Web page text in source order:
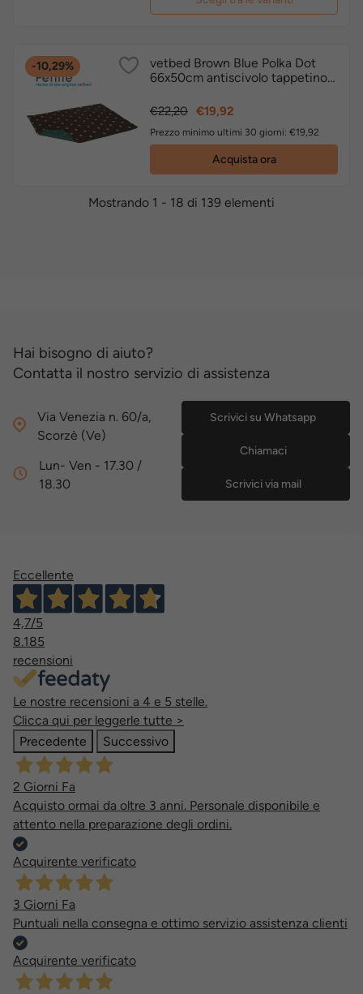
-10,29%
vetbed Brown Blue Polka Dot
66x50cm antiscivolo tappetino
Prezzo
€22,20 Prezzo
€19,92
Prezzo minimo ultimi 30 giorni: €19,92
Acquista ora
Mostrando 1 - 18 di 139 elementi
Hai bisogno di aiuto?
Contatta il nostro servizio di assistenza
Via Venezia n. 60/a,
Scorzè (Ve)
Lun- Ven - 17.30 /
18.30
Scrivici su Whatsapp
Chiamaci
Scrivici via mail
Eccellente
4,7/5
8.185
recensioni
Le nostre recensioni a 4 e 5 stelle.
Clicca qui per leggerle tutte >
Precedente
Successivo
2 Giorni Fa
Acquisto ormai da oltre 3 anni. Personale disponibile e
attento nella preparazione degli ordini.
Acquirente verificato
3 Giorni Fa
Puntuali nella consegna e ottimo servizio assistenza clienti
Acquirente verificato